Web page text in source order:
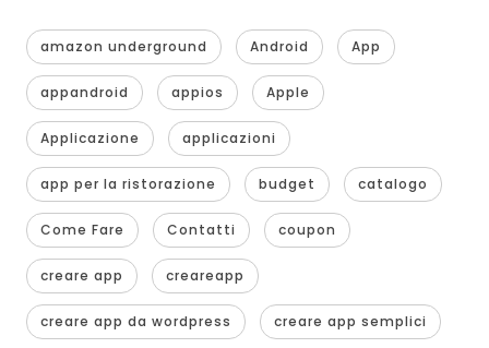
amazon underground Android App
appandroid appios Apple
Applicazione applicazioni
app per la ristorazione budget catalogo
Come Fare Contatti coupon
creare app creareapp
creare app da wordpress creare app semplici